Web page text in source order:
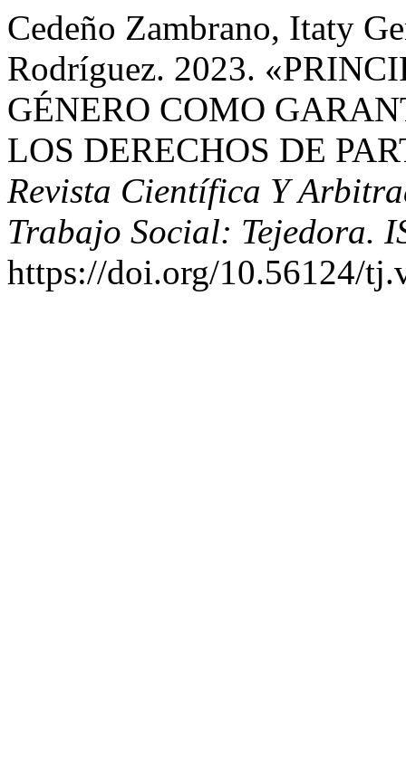
Cedeño Zambrano, Itaty
Rodríguez. 2023.
GÉNERO COMO
LOS DERECHOS DE
Revista Científica Y
Trabajo Social: Tejedora.
https://doi.org/10.56124/